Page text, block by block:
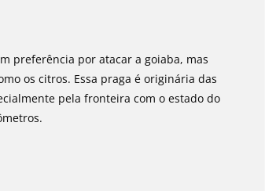
preferência por atacar a goiaba, mas
os citros. Essa praga é originária das
pela fronteira com o estado do